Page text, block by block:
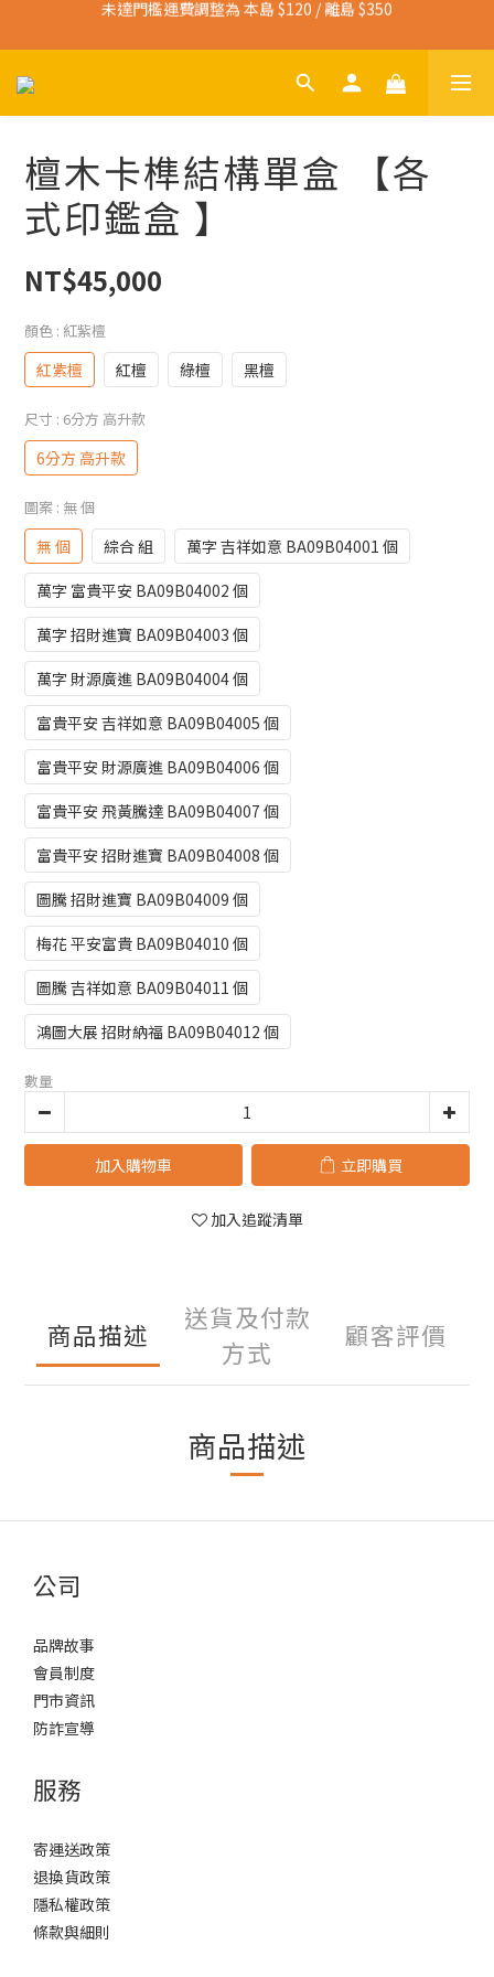
寄送免運門檻調整為 本島 $3,000 / 離島 $4,500
寄送免運門檻調整為 本島 $3,000 / 離島 $4,500
檀木卡榫結構單盒 【各
式印鑑盒 】
NT$45,000
顏色 : 紅紫檀
紅紫檀 紅檀 綠檀 黑檀
尺寸 : 6分方 高升款
6分方 高升款
圖案 : 無 個
無 個 綜合 組
萬字 吉祥如意 BA09B04001 個
萬字 富貴平安 BA09B04002 個
萬字 招財進寶 BA09B04003 個
萬字 財源廣進 BA09B04004 個
富貴平安 吉祥如意 BA09B04005 個
富貴平安 財源廣進 BA09B04006 個
富貴平安 飛黃騰達 BA09B04007 個
富貴平安 招財進寶 BA09B04008 個
圖騰 招財進寶 BA09B04009 個
梅花 平安富貴 BA09B04010 個
圖騰 吉祥如意 BA09B04011 個
鴻圖大展 招財納福 BA09B04012 個
數量
加入購物車 立即購買
加入追蹤清單
商品描述
送貨及付款
方式
顧客評價
商品描述
公司
品牌故事
會員制度
門市資訊
防詐宣導
服務
寄運送政策
退換貨政策
隱私權政策
條款與細則